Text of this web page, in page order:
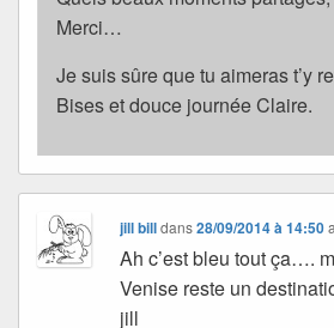
Merci…
Je suis sûre que tu aimeras t’y
Bises et douce journée Claire.
jill billdans28/09/2014 à 14:50
Ah c’est bleu tout ça….
Venise reste un
jill